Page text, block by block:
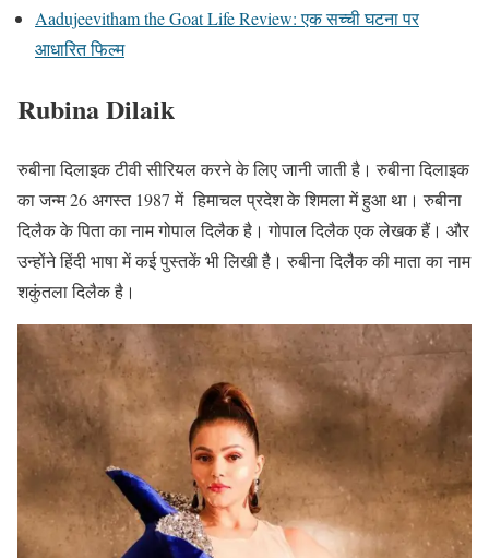
Aadujeevitham the Goat Life Review: एक सच्ची घटना पर
आधारित फिल्म
Rubina Dilaik
रुबीना दिलाइक टीवी सीरियल करने के लिए जानी जाती है। रुबीना दिलाइक
का जन्म 26 अगस्त 1987 में हिमाचल प्रदेश के शिमला में हुआ था। रुबीना
दिलैक के पिता का नाम गोपाल दिलैक है। गोपाल दिलैक एक लेखक हैं। और
उन्होंने हिंदी भाषा में कई पुस्तकें भी लिखी है। रुबीना दिलैक की माता का नाम
शकुंतला दिलैक है।